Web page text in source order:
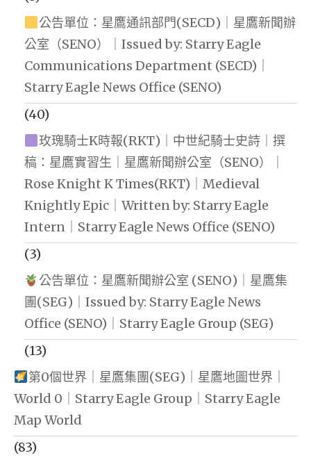
公告單位：星鷹通訊部門(SECD)｜星鷹新聞辦
公室（SENO）｜Issued by: Starry Eagle
Communications Department (SECD)｜
Starry Eagle News Office (SENO)
(40)
玫瑰騎士K時報(RKT)｜中世紀騎士史詩｜撰
稿：星鷹實習生｜星鷹新聞辦公室（SENO）｜
Rose Knight K Times(RKT)｜Medieval
Knightly Epic｜Written by: Starry Eagle
Intern｜Starry Eagle News Office (SENO)
(3)
公告單位：星鷹新聞辦公室 (SENO)｜星鷹集
團(SEG)｜Issued by: Starry Eagle News
Office (SENO)｜Starry Eagle Group (SEG)
(13)
第0個世界｜星鷹集團(SEG)｜星鷹地圖世界｜
World 0｜Starry Eagle Group｜Starry Eagle
Map World
(83)